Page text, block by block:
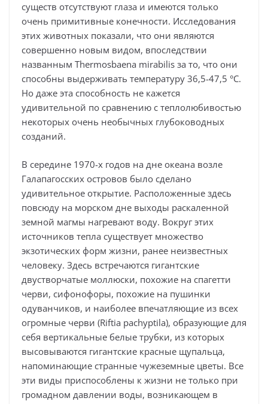
существ отсутствуют глаза и имеются только
очень примитивные конечности. Исследования
этих животных показали, что они являются
совершенно новым видом, впоследствии
названным Thermosbaena mirabilis за то, что они
способны выдерживать температуру 36,5-47,5 °С.
Но даже эта способность не кажется
удивительной по сравнению с теплолюбивостью
некоторых очень необычных глубоководных
созданий.
В середине 1970-х годов на дне океана возле
Галапагосских островов было сделано
удивительное открытие. Расположенные здесь
повсюду на морском дне выходы раскаленной
земной магмы нагревают воду. Вокруг этих
источников тепла существует множество
экзотических форм жизни, ранее неизвестных
человеку. Здесь встречаются гигантские
двустворчатые моллюски, похожие на спагетти
черви, сифонофоры, похожие на пушинки
одуванчиков, и наиболее впечатляющие из всех
огромные черви (Riftia pachyptila), образующие для
себя вертикальные белые трубки, из которых
высовываются гигантские красные щупальца,
напоминающие странные чужеземные цветы. Все
эти виды приспособлены к жизни не только при
громадном давлении воды, возникающем в